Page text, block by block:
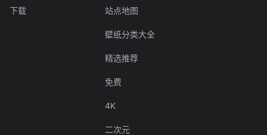
下载 站点地图
壁纸分类大全
精选推荐
免费
4K
二次元